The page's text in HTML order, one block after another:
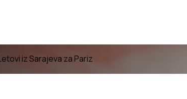
iz Sarajeva za Pariz